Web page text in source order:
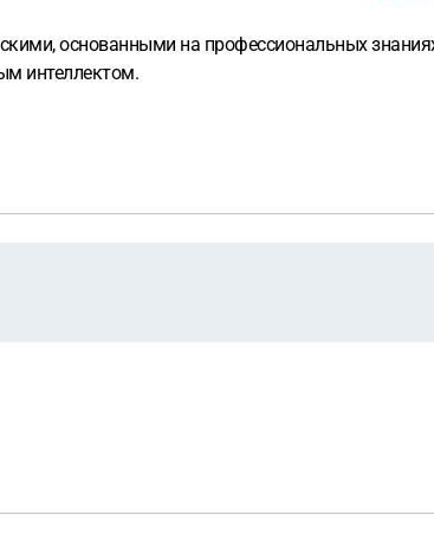
основанными на профессиональных
интеллектом.